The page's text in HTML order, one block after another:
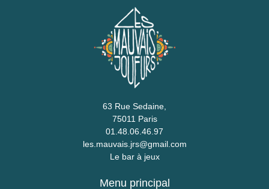
63 Rue Sedaine,
75011 Paris
01.48.06.46.97
les.mauvais.jrs@gmail.com
Le bar à jeux
Menu principal